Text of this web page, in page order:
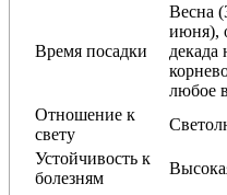
Время посадки
Весна
июня),
декада
любое
Отношение к
свету
Устойчивость к
болезням